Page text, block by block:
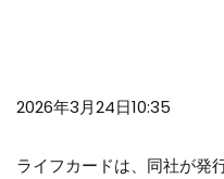
2026年3月24日10:35
ライフカードは、同社が発